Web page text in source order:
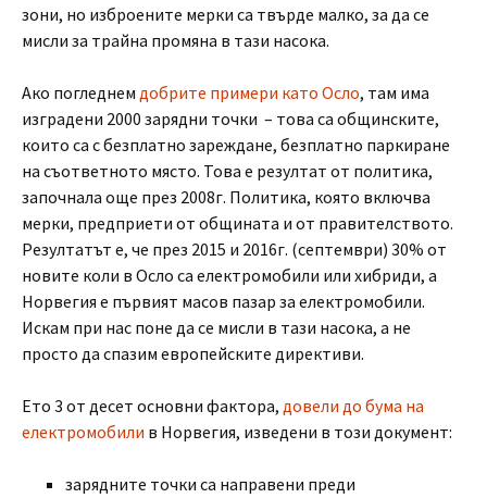
зони, но изброените мерки са твърде малко, за да се
мисли за трайна промяна в тази насока.
Ако погледнем добрите примери като Осло, там има
изградени 2000 зарядни точки – това са общинските,
които са с безплатно зареждане, безплатно паркиране
на съответното място. Това е резултат от политика,
започнала още през 2008г. Политика, която включва
мерки, предприети от общината и от правителството.
Резултатът е, че през 2015 и 2016г. (септември) 30% от
новите коли в Осло са електромобили или хибриди, а
Норвегия е първият масов пазар за електромобили.
Искам при нас поне да се мисли в тази насока, а не
просто да спазим европейските директиви.
Ето 3 от десет основни фактора, довели до бума на
електромобили в Норвегия, изведени в този документ:
зарядните точки са направени преди